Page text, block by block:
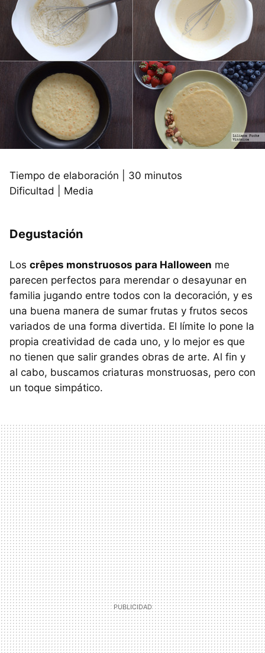
Tiempo de elaboración | 30 minutos
Dificultad | Media
Degustación
Los crêpes monstruosos para Halloween me
parecen perfectos para merendar o desayunar en
familia jugando entre todos con la decoración, y es
una buena manera de sumar frutas y frutos secos
variados de una forma divertida. El límite lo pone la
propia creatividad de cada uno, y lo mejor es que
no tienen que salir grandes obras de arte. Al fin y
al cabo, buscamos criaturas monstruosas, pero con
un toque simpático.